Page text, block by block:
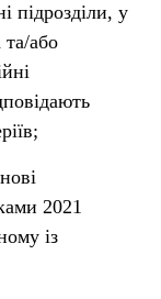
підрозділи, у
та/або
2021
із